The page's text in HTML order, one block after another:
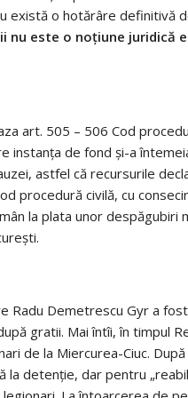
există o hotărâre definitivă
este o noţiune juridică
art. 505 – 506 Cod
instanţa de fond şi-a
astfel că recursurile
procedură civilă, cu
la plata unor despăgubiri
Demetrescu Gyr a
gratii. Mai întîi, în timpul
de la Miercurea-Ciuc.
detenţie, dar pentru